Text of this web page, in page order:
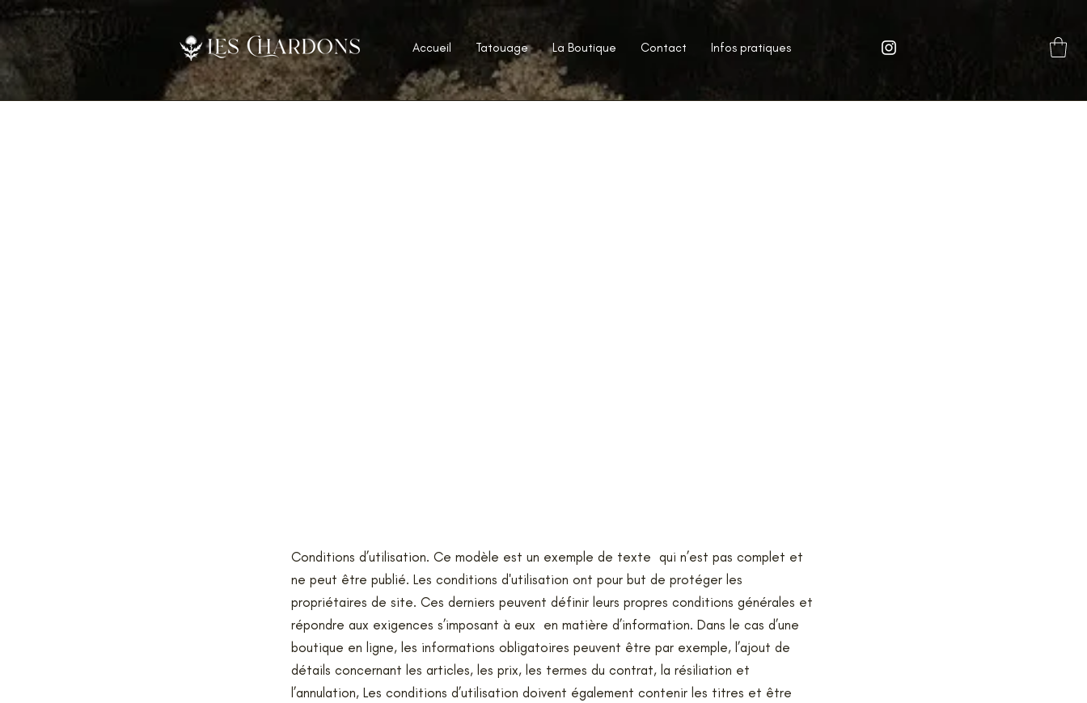
Accueil Tatouage La Boutique Contact Infos pratiques
Conditions d’utilisation. Ce modèle est un exemple de texte qui n’est pas complet et
ne peut être publié. Les conditions d'utilisation ont pour but de protéger les
propriétaires de site. Ces derniers peuvent définir leurs propres conditions générales et
répondre aux exigences s’imposant à eux en matière d’information. Dans le cas d’une
boutique en ligne, les informations obligatoires peuvent être par exemple, l’ajout de
détails concernant les articles, les prix, les termes du contrat, la résiliation et
l’annulation, Les conditions d’utilisation doivent également contenir les titres et être